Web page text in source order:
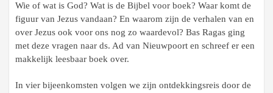
Wie of wat is God? Wat is de Bijbel voor boek? Waar komt de
figuur van Jezus vandaan? En waarom zijn de verhalen van en
over Jezus ook voor ons nog zo waardevol? Bas Ragas ging
met deze vragen naar ds. Ad van Nieuwpoort en schreef er een
makkelijk leesbaar boek over.
In vier bijeenkomsten volgen we zijn ontdekkingsreis door de